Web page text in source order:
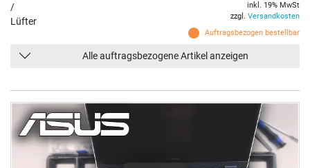
/
Lüfter
Auftragsbezogen bestellbar
inkl. 19% MwSt
zzgl. Versandkosten
Alle auftragsbezogene Artikel anzeigen